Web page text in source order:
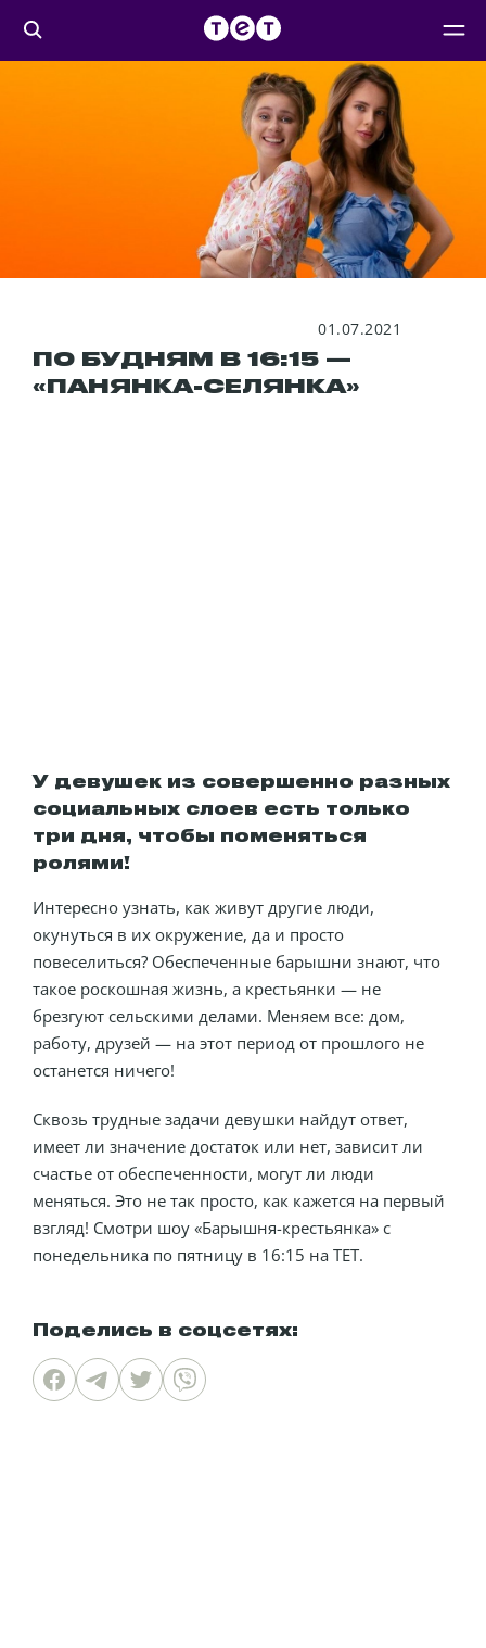
01.07.2021
ПО БУДНЯМ В 16:15 —
«ПАНЯНКА-СЕЛЯНКА»
У девушек из совершенно разных
социальных слоев есть только
три дня, чтобы поменяться
ролями!
Интересно узнать, как живут другие люди,
окунуться в их окружение, да и просто
повеселиться? Обеспеченные барышни знают, что
такое роскошная жизнь, а крестьянки — не
брезгуют сельскими делами. Меняем все: дом,
работу, друзей — на этот период от прошлого не
останется ничего!
Сквозь трудные задачи девушки найдут ответ,
имеет ли значение достаток или нет, зависит ли
счастье от обеспеченности, могут ли люди
меняться. Это не так просто, как кажется на первый
взгляд! Смотри шоу «Барышня-крестьянка» с
понедельника по пятницу в 16:15 на ТЕТ.
Поделись в соцсетях: